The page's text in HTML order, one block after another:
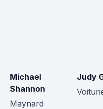
Michael
Shannon
Maynard
Judy